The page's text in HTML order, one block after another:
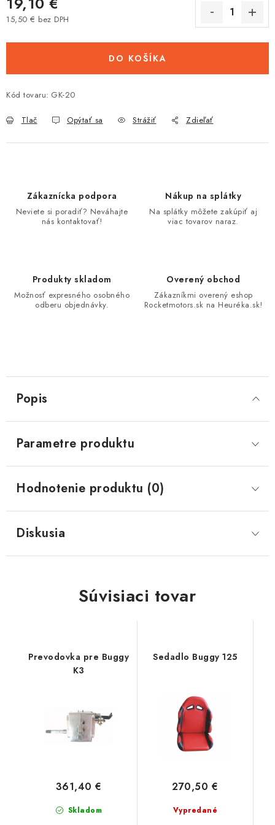
Tabuľky veľkostí odevov, prilieb a obuvi rôznych značiek
15,50 € bez DPH
DO KOŠÍKA
Kód tovaru: GK-20
Tlač Opýtať sa Strážiť Zdieľať
Zákaznícka podpora
Neviete si poradiť? Neváhajte
nás kontaktovať!
Nákup na splátky
Na splátky môžete zakúpiť aj
viac tovarov naraz.
Produkty skladom
Možnosť expresného osobného
odberu objednávky.
Overený obchod
Zákazníkmi overený eshop
Rocketmotors.sk na Heuréka.sk!
Popis
Parametre produktu
Hodnotenie produktu (0)
Diskusia
Súvisiaci tovar
Prevodovka pre Buggy
K3
Skladom
361,40 €
Sedadlo Buggy 125
Vypredané
270,50 €